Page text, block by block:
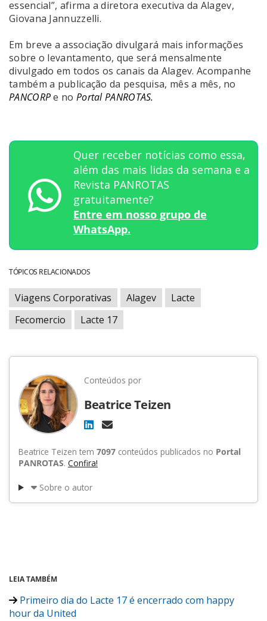
essencial”, afirma a diretora executiva da Alagev,
Giovana Jannuzzelli.
Em breve a associação divulgará mais informações
sobre o levantamento, que será mensalmente
divulgado em todos os canais da Alagev. Acompanhe
também a publicação da pesquisa, mês a mês, no
PANCORPe no Portal PANROTAS.
Quer receber notícias como essa,
além das mais lidas da semana e a
Revista PANROTAS
gratuitamente?
Entre em nosso grupo de
WhatsApp.
TÓPICOS RELACIONADOS
Viagens Corporativas Alagev
Lacte
Fecomercio
Lacte 17
Conteúdos por
Beatrice Teizen
Beatrice Teizen tem 7097 conteúdos publicados no Portal
PANROTAS. Confira!
Sobre o autor
LEIA TAMBÉM
Primeiro dia do Lacte 17 é encerrado com happy
hour da United